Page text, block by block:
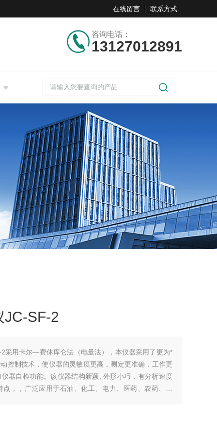
在线留言 联系方式
咨询电话：
13127012891
JC-SF-2
采用卡尔—费休库仑法（电量法），本仪器采用了更为*
控制技术，使仪器的灵敏度更高，测定更准确，工作更
器自检功能。该仪器结构新颖, 外形小巧，有分析速度
，，广泛应用于石油、化工、电力、医药、农药、矿